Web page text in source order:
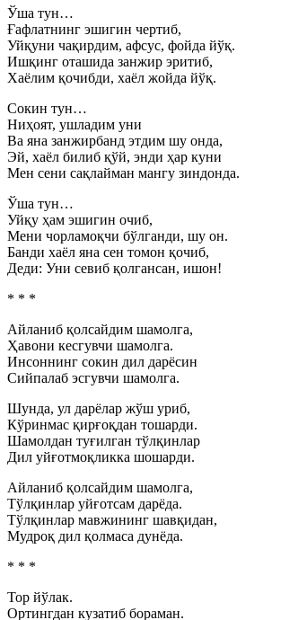
Ўша тун…
Ғафлатнинг эшигин чертиб,
Уйқуни чақирдим, афсус, фойда йўқ.
Ишқинг оташида занжир эритиб,
Хаёлим қочибди, хаёл жойда йўқ.
Сокин тун…
Ниҳоят, ушладим уни
Ва яна занжирбанд этдим шу онда,
Эй, хаёл билиб қўй, энди ҳар куни
Мен сени сақлайман мангу зиндонда.
Ўша тун…
Уйқу ҳам эшигин очиб,
Мени чорламоқчи бўлганди, шу он.
Банди хаёл яна сен томон қочиб,
Деди: Уни севиб қолгансан, ишон!
* * *
Айланиб қолсайдим шамолга,
Ҳавони кесгувчи шамолга.
Инсоннинг сокин дил дарёсин
Сийпалаб эсгувчи шамолга.
Шунда, ул дарёлар жўш уриб,
Кўринмас қирғоқдан тошарди.
Шамолдан туғилган тўлқинлар
Дил уйғотмоқликка шошарди.
Айланиб қолсайдим шамолга,
Тўлқинлар уйғотсам дарёда.
Тўлқинлар мавжининг шавқидан,
Мудроқ дил қолмаса дунёда.
* * *
Тор йўлак.
Ортингдан кузатиб бораман.